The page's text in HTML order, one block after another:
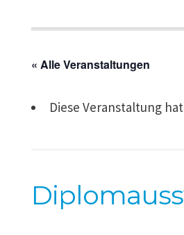
« Alle Veranstaltungen
Diese Veranstaltung